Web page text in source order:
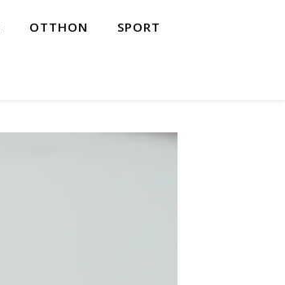
OTTHON SPORT